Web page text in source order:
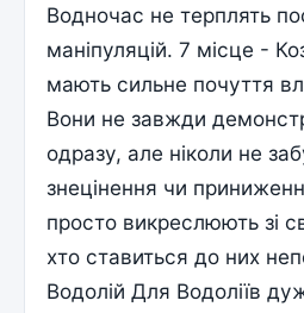
Водночас не терплять
маніпуляцій. 7 місце -
мають сильне почуття
Вони не завжди
одразу, але ніколи не
знецінення чи
просто викреслюють зі
хто ставиться до них
Водолій Для Водоліїв